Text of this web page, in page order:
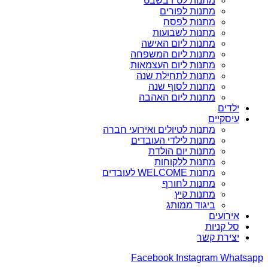
מתנות לפורים
מתנות לפסח
מתנות לשבועות
מתנות ליום האישה
מתנות ליום המשפחה
מתנות ליום העצמאות
מתנות לתחילת שנה
מתנות לסוף שנה
מתנות ליום האהבה
ילדים
עיסקיים
מתנות לטיולים ואירועי חברה
מתנות לילדי העובדים
מתנות יום הולדת
מתנות ללקוחות
מתנות WELCOME לעובדים
מתנות לחורף
מתנות קיץ
ביגוד ממותג
אירועים
סל קניות
יצירת קשר
Facebook Instagram Whatsapp